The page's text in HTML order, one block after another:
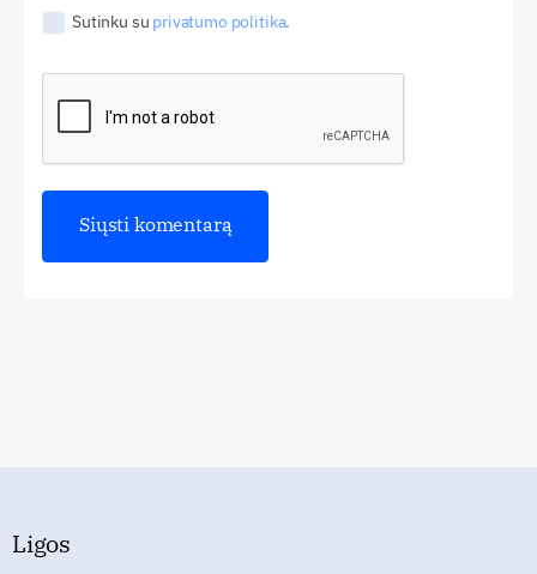
Sutinku su privatumo politika.
Ligos